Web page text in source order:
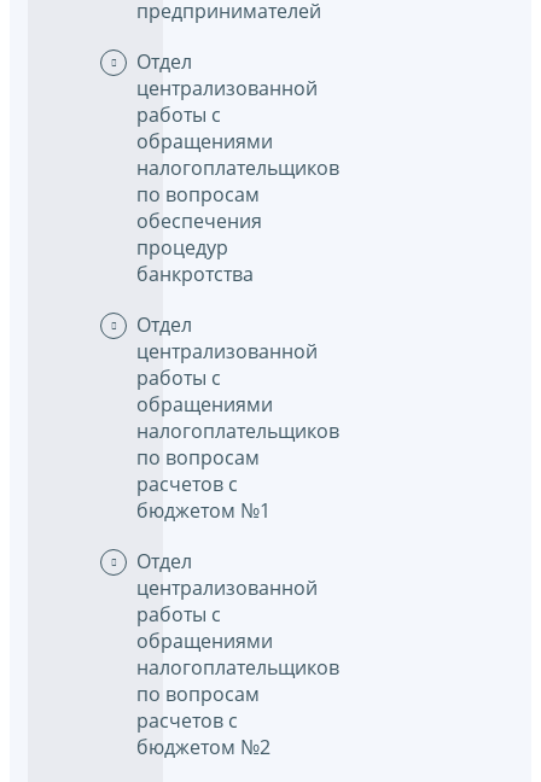
предпринимателей
Отдел
централизованной
работы с
обращениями
налогоплательщиков
по вопросам
обеспечения
процедур
банкротства
Отдел
централизованной
работы с
обращениями
налогоплательщиков
по вопросам
расчетов с
бюджетом №1
Отдел
централизованной
работы с
обращениями
налогоплательщиков
по вопросам
расчетов с
бюджетом №2